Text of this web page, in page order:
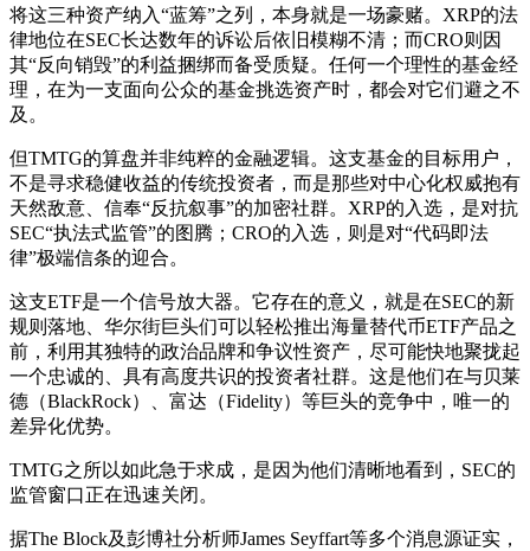
将这三种资产纳入“蓝筹”之列，本身就是一场豪赌。XRP的法
律地位在SEC长达数年的诉讼后依旧模糊不清；而CRO则因
其“反向销毁”的利益捆绑而备受质疑。任何一个理性的基金经
理，在为一支面向公众的基金挑选资产时，都会对它们避之不
及。
但TMTG的算盘并非纯粹的金融逻辑。这支基金的目标用户，
不是寻求稳健收益的传统投资者，而是那些对中心化权威抱有
天然敌意、信奉“反抗叙事”的加密社群。XRP的入选，是对抗
SEC“执法式监管”的图腾；CRO的入选，则是对“代码即法
律”极端信条的迎合。
这支ETF是一个信号放大器。它存在的意义，就是在SEC的新
规则落地、华尔街巨头们可以轻松推出海量替代币ETF产品之
前，利用其独特的政治品牌和争议性资产，尽可能快地聚拢起
一个忠诚的、具有高度共识的投资者社群。这是他们在与贝莱
德（BlackRock）、富达（Fidelity）等巨头的竞争中，唯一的
差异化优势。
TMTG之所以如此急于求成，是因为他们清晰地看到，SEC的
监管窗口正在迅速关闭。
据The Block及彭博社分析师James Seyffart等多个消息源证实，